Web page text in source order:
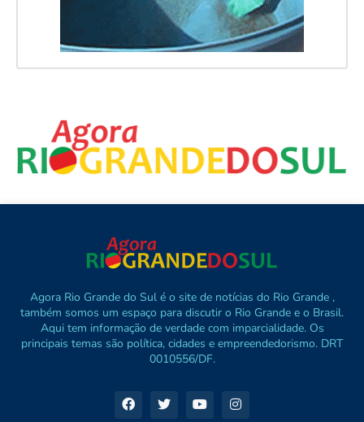
Agora Rio Grande do Sul é o site de notícias do Rio Grande ,
também somos um espaço para discutir o Rio Grande e o Brasil.
Aqui tem informação de verdade com imparcialidade. Os
principais temas são política, cidades e empreendedorismo. DRT
0010556/DF.